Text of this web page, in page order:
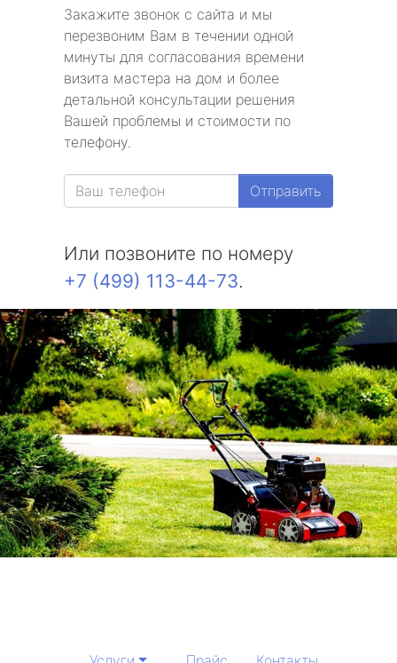
Закажите звонок с сайта и мы
перезвоним Вам в течении одной
минуты для согласования времени
визита мастера на дом и более
детальной консультации решения
Вашей проблемы и стоимости по
телефону.
Отправить
Или позвоните по номеру
+7 (499) 113-44-73.